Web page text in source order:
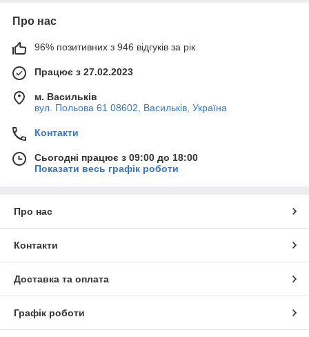
Про нас
96% позитивних з 946 відгуків за рік
Працює з 27.02.2023
м. Васильків
вул. Польова 61 08602, Васильків, Україна
Контакти
Сьогодні працює з 09:00 до 18:00
Показати весь графік роботи
Про нас
Контакти
Доставка та оплата
Графік роботи